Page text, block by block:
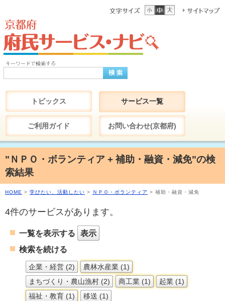
トピックス サービス一覧
ご利用ガイド お問い合わせ(京都府)
"ＮＰＯ・ボランティア + 補助・融資・減免"の検
索結果
HOME > 学びたい、活動したい > ＮＰＯ・ボランティア > 補助・融資・減免
4件のサービスがあります。
一覧を表示する
表示
検索を続ける
企業・経営 (2)
農林水産業 (1)
まちづくり・農山漁村 (2)
商工業 (1)
起業 (1)
福祉・教育 (1)
移送 (1)